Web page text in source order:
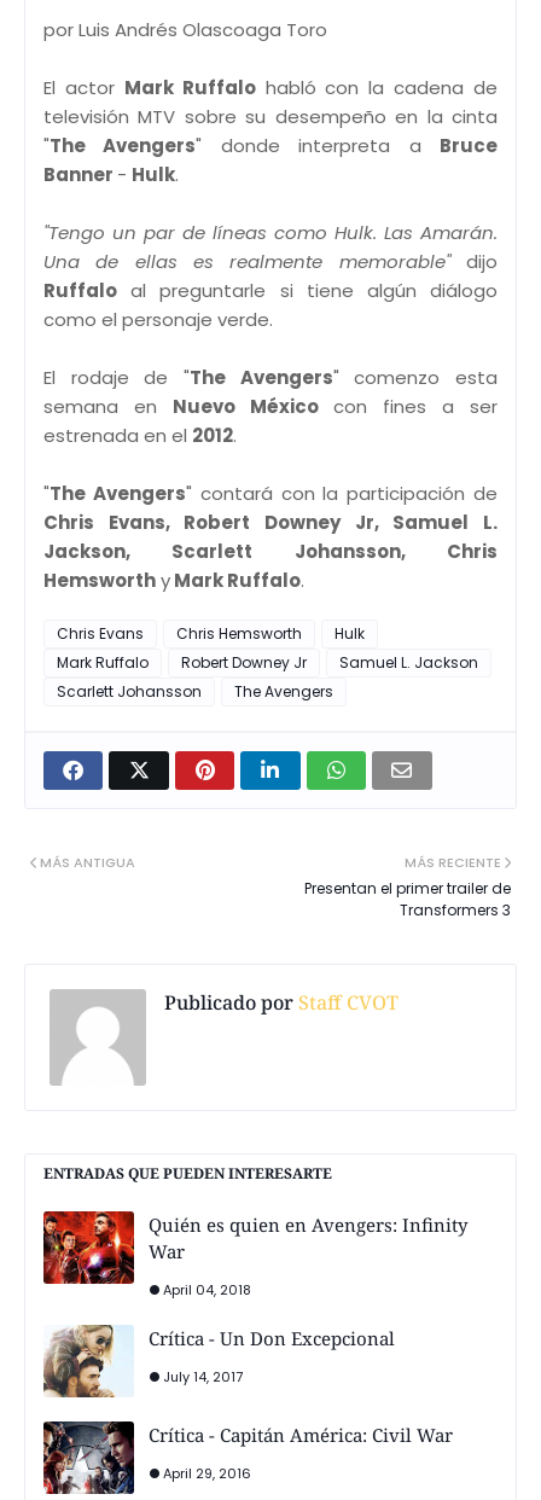
por Luis Andrés Olascoaga Toro
El actor Mark Ruffalohabló con la cadena de
televisión MTV sobre su desempeño en la cinta
"The Avengers" donde interpreta a Bruce
Banner - Hulk.
"Tengo un par de líneas como Hulk. Las Amarán.
Una de ellas es realmente memorable"dijo
Ruffalo al preguntarle si tiene algún diálogo
como el personaje verde.
El rodaje de "The Avengers" comenzo esta
semana en Nuevo Méxicocon fines a ser
estrenada en el 2012.
"The Avengers" contará con la participación de
Chris Evans, Robert Downey Jr, Samuel L.
Jackson, Scarlett Johansson, Chris
HemsworthyMark Ruffalo.
Chris Evans Chris Hemsworth
Hulk
Mark Ruffalo
Robert Downey Jr
Samuel L. Jackson
Scarlett Johansson
The Avengers
MÁS RECIENTE
Presentan el primer trailer de
Transformers 3
MÁS ANTIGUA
Publicado porStaff CVOT
ENTRADAS QUE PUEDEN INTERESARTE
Quién es quien en Avengers: Infinity
War
April 04, 2018
Crítica - Un Don Excepcional
July 14, 2017
Crítica - Capitán América: Civil War
April 29, 2016